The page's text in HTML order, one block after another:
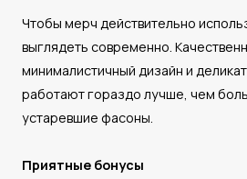
Чтобы мерч действительно
выглядеть современно.
минималистичный дизайн и
работают гораздо лучше, чем
устаревшие фасоны.
Приятные бонусы